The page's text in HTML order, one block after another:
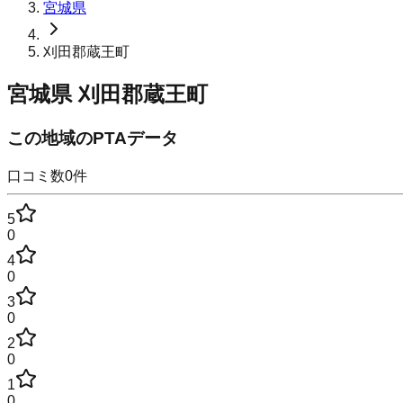
宮城県
刈田郡蔵王町
宮城県 刈田郡蔵王町
この地域のPTAデータ
口コミ数0件
5
0
4
0
3
0
2
0
1